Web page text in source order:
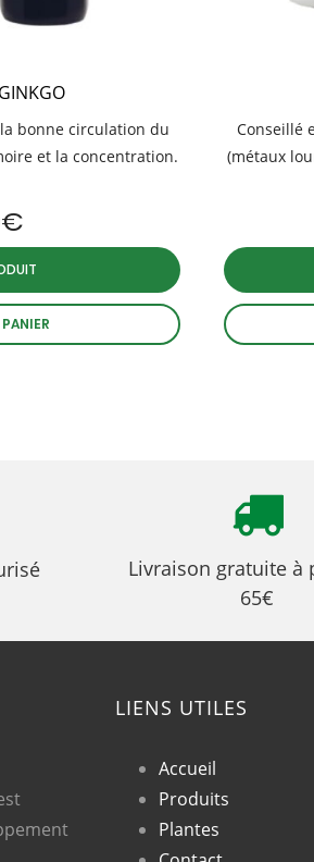
bonne circulation du
et la concentration.
€
Conseillé
(métaux
Livraison gratuite à
65€
LIENS UTILES
Accueil
Produits
Plantes